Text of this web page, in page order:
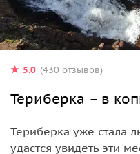
5.0 (430 отзывов)
Териберка – в
Териберка уже стала
удастся увидеть эти